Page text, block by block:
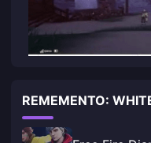
REMEMENTO: